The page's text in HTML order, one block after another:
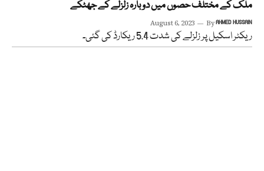
ملک کے مختلف حصوں میں دوبارہ زلزلے کے جھٹکے
August 6, 2023 ByAHMED HUSSAIN
ریکٹر اسکیل پر زلزلے کی شدت 5.4 ریکارڈ کی گئی۔